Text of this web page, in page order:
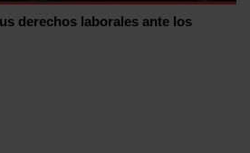
derechos laborales ante los